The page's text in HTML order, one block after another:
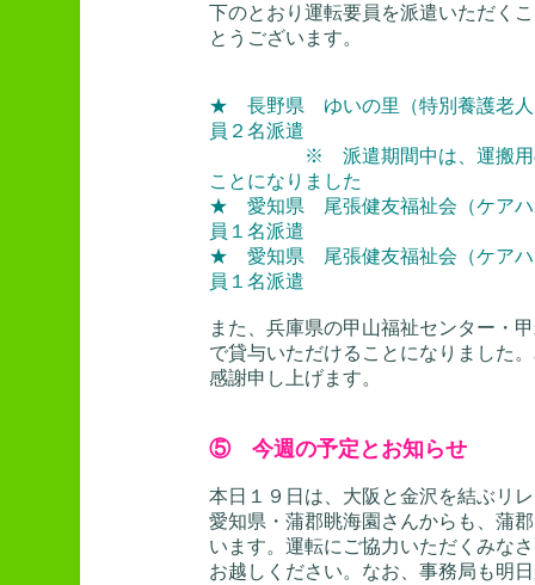
下のとおり運転要員を派遣いただく
とうございます。
★ 長野県 ゆいの里（特別養護老
員２名派遣
※ 派遣期間中は、運搬用のハ
ことになりました
★ 愛知県 尾張健友福祉会（ケア
員１名派遣
★ 愛知県 尾張健友福祉会（ケア
員１名派遣
また、兵庫県の甲山福祉センター・
で貸与いただけることになりました
感謝申し上げます。
⑤ 今週の予定とお知らせ
本日１９日は、大阪と金沢を結ぶリ
愛知県・蒲郡眺海園さんからも、蒲
います。運転にご協力いただくみな
お越しください。なお、事務局も明